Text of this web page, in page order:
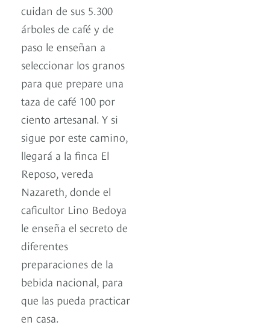
cuidan de sus 5.300
árboles de café y de
paso le enseñan a
seleccionar los granos
para que prepare una
taza de café 100 por
ciento artesanal. Y si
sigue por este camino,
llegará a la finca El
Reposo, vereda
Nazareth, donde el
caficultor Lino Bedoya
le enseña el secreto de
diferentes
preparaciones de la
bebida nacional, para
que las pueda practicar
en casa.